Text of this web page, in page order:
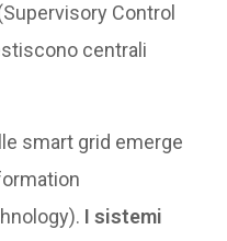
Control
centrali
smart grid emerge
I sistemi